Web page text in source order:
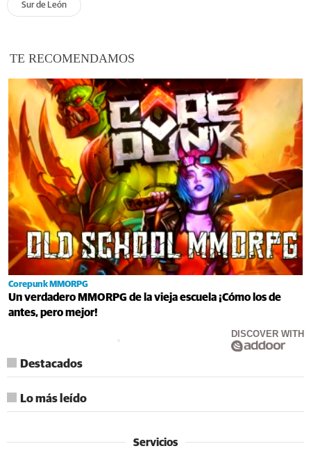
Sur de León
TE RECOMENDAMOS
Corepunk MMORPG
Un verdadero MMORPG de la vieja escuela ¡Cómo los de
antes, pero mejor!
DISCOVER WITH
Destacados
Lo más leído
Servicios